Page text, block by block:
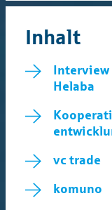
Inhalt
Helaba
vc trade
komuno